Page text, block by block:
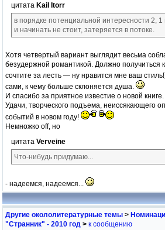
цитата Kail Itorr
в порядке потенциальной интересности 2,
и начинать не стоит, затеряется в потоке.
Хотя четвертый вариант выглядит весьма
безудержной романтикой. Должно получиться
сочтите за лесть — ну нравится мне ваш
сами, к чему больше склоняется душа.
И спасибо за приятное известие о новой
Удачи, творческого подъема, неиссякающего
событий в новом году!
Немножко off, но
цитата Verveine
Что-нибудь придумаю...
- надеемся, надеемся...
Другие окололитературные темы >
"Странник" - 2010 год > к сообщению